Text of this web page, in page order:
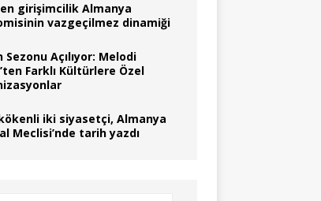
girişimcilik Almanya
vazgeçilmez dinamiği
Sezonu Açılıyor: Melodi
Farklı Kültürlere Özel
iki siyasetçi, Almanya
Meclisi’nde tarih yazdı